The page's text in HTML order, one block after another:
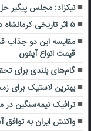
نیکزاد: مجلس پیگیر
۵ اثر تاریخی ‌کرمانشاه در حملات آمریکایی ـ صهیونی تخریب شد
قیمت انواع آیفون
گام‌های بلندی برای
بهترین لاستیک برای
ترافیک نیمه‌سنگین در
واکنش ایران به توافق